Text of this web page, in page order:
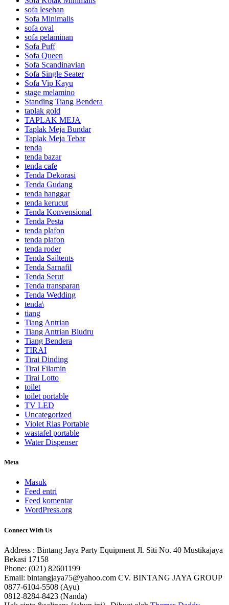
sofa lesehan
Sofa Minimalis
sofa oval
sofa pelaminan
Sofa Puff
Sofa Queen
Sofa Scandinavian
Sofa Single Seater
Sofa Vip Kayu
stage melamino
Standing Tiang Bendera
taplak gold
TAPLAK MEJA
Taplak Meja Bundar
Taplak Meja Tebar
tenda
tenda bazar
tenda cafe
Tenda Dekorasi
Tenda Gudang
tenda hanggar
tenda kerucut
Tenda Konvensional
Tenda Pesta
tenda plafon
tenda plafon
tenda roder
Tenda Sailtents
Tenda Sarnafil
Tenda Serut
Tenda transparan
Tenda Wedding
tenda\
tiang
Tiang Antrian
Tiang Antrian Bludru
Tiang Bendera
TIRAI
Tirai Dinding
Tirai Filamin
Tirai Lotto
toilet
toilet portable
TV LED
Uncategorized
Violet Rias Portable
wastafel portable
Water Dispenser
Meta
Masuk
Feed entri
Feed komentar
WordPress.org
Connect With Us
Address : Bintang Jaya Party Equipment Jl. Siti No. 40 Mustikajaya
Bekasi 17158
Phone: (021) 82601199
Email: bintangjaya75@yahoo.com CV. BINTANG JAYA GROUP
0877-6104-5508 (Ayu)
0812-8284-8423 (Nanda)